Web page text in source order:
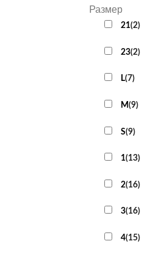
Размер
21(2)
23(2)
L(7)
M(9)
S(9)
1(13)
2(16)
3(16)
4(15)